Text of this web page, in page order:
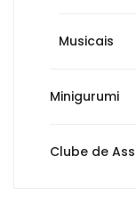
Musicais
Minigurumi
Clube de